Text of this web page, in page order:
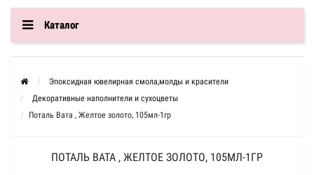
Каталог
Эпоксидная ювелирная смола,молды и красители
Декоративные наполнители и сухоцветы
Поталь Вата , Желтое золото, 105мл-1гр
ПОТАЛЬ ВАТА , ЖЕЛТОЕ ЗОЛОТО, 105МЛ-1ГР